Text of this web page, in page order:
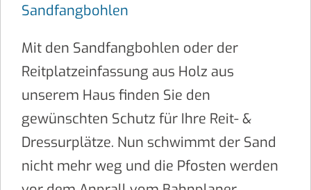
Sandfangbohlen
Mit den Sandfangbohlen oder der
Reitplatzeinfassung aus Holz aus
unserem Haus finden Sie den
gewünschten Schutz für Ihre Reit- &
Dressurplätze. Nun schwimmt der Sand
nicht mehr weg und die Pfosten werden